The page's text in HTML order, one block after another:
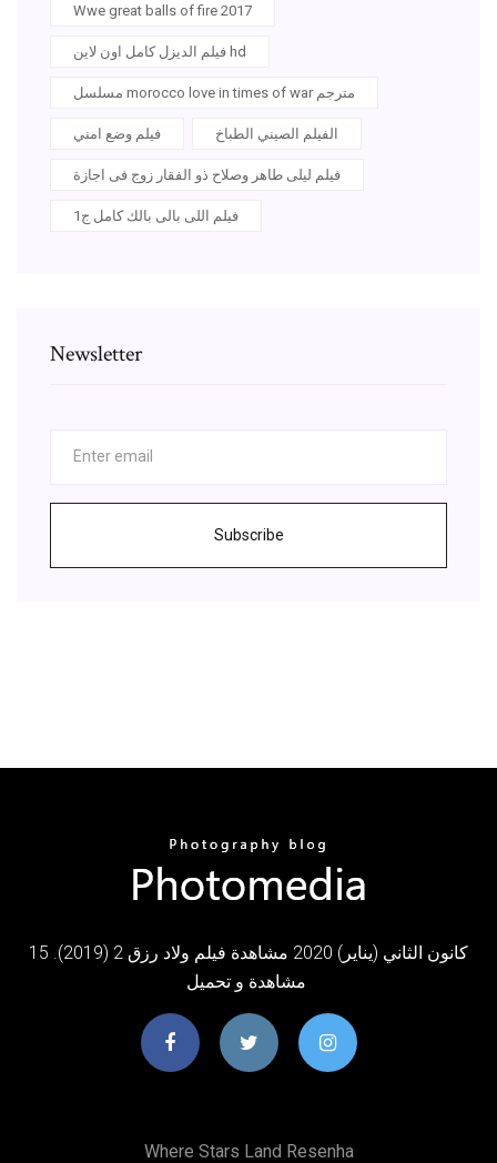
Wwe great balls of fire 2017
فيلم الديزل كامل اون لاين hd
مسلسل morocco love in times of war مترجم
فيلم وضع امني الفيلم الصيني الطباخ
فيلم ليلى طاهر وصلاح ذو الفقار زوج فى اجازة
فيلم اللى بالى بالك كامل ج1
Newsletter
Subscribe
15 كانون الثاني (يناير) 2020 مشاهدة فيلم ولاد رزق 2 (2019).
Where Stars Land Resenha